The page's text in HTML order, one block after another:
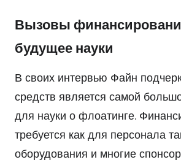
Вызовы
будущее науки
В своих интервью Файн
средств является самой
для науки о флоатинге.
требуется как для персонала
оборудования и многие